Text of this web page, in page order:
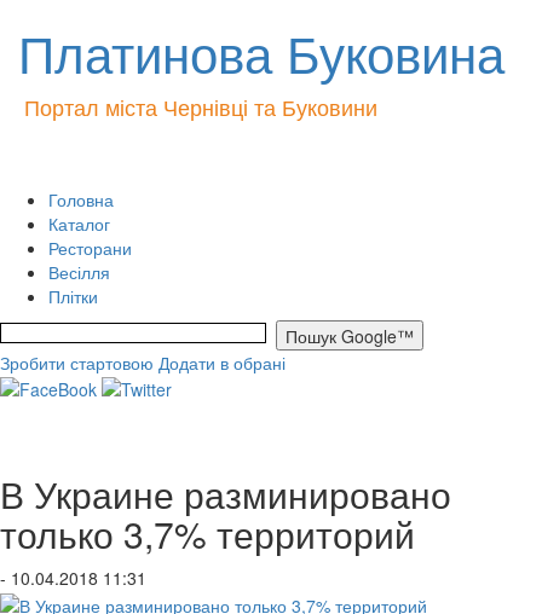
Платинова Буковина
Портал міста Чернівці та Буковини
Головна
Каталог
Ресторани
Весілля
Плітки
Зробити стартовою Додати в обрані
В Украине разминировано
только 3,7% территорий
- 10.04.2018 11:31